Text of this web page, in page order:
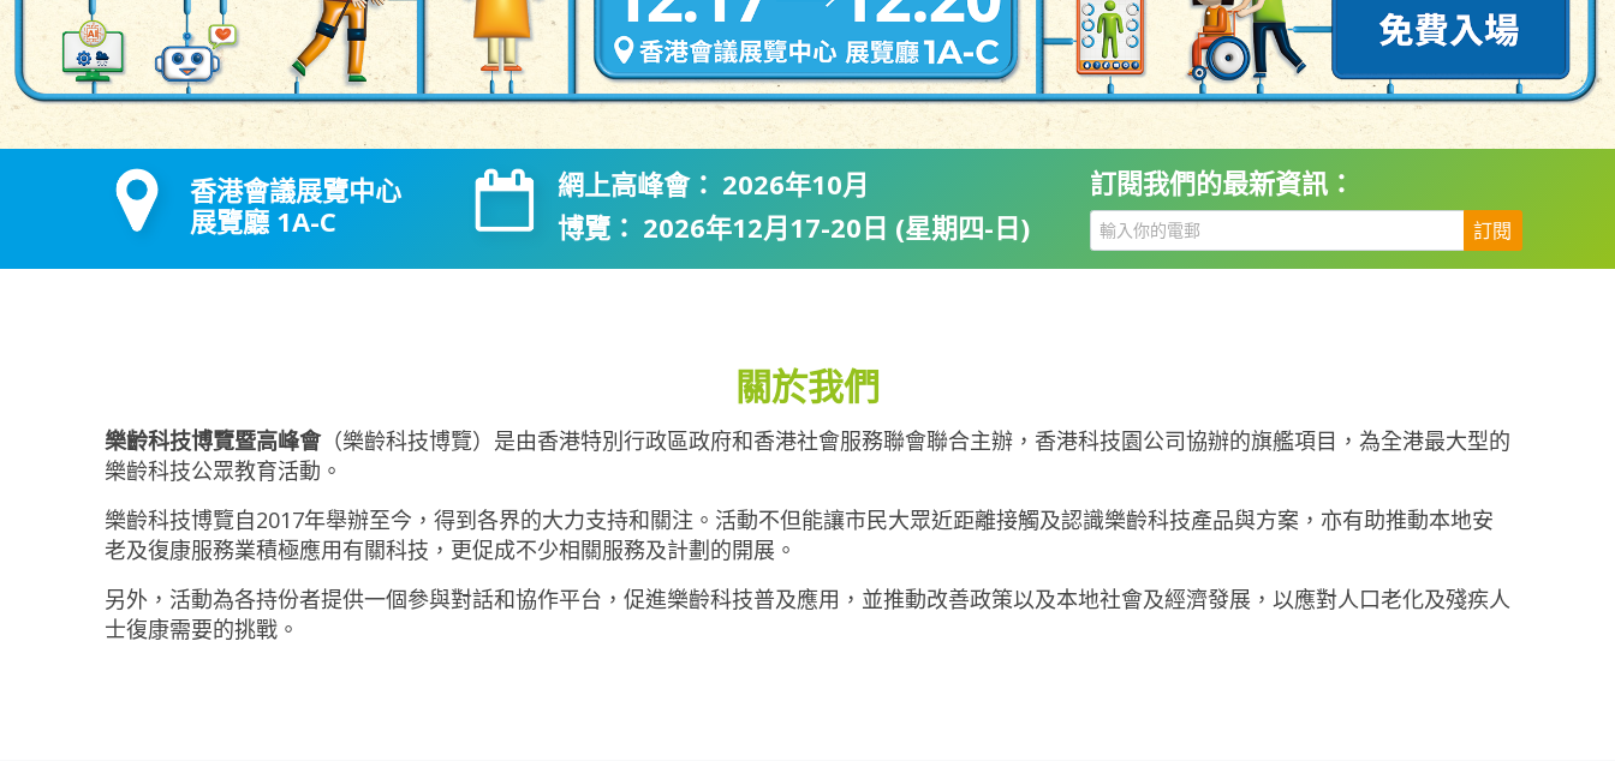
香港會議展覽中心
展覽廳 1A-C
網上高峰會： 2026年10月
博覽： 2026年12月17-20日 (星期四-日)
訂閱我們的最新資訊：
訂閱
關於我們
樂齡科技博覽暨高峰會（樂齡科技博覽）是由香港特別行政區政府和香港社會服務聯會聯合主辦，香港科技園公司協辦的旗艦項目，為全港最大型的
樂齡科技公眾教育活動。
樂齡科技博覽自2017年舉辦至今，得到各界的大力支持和關注。活動不但能讓市民大眾近距離接觸及認識樂齡科技產品與方案，亦有助推動本地安
老及復康服務業積極應用有關科技，更促成不少相關服務及計劃的開展。
另外，活動為各持份者提供一個參與對話和協作平台，促進樂齡科技普及應用，並推動改善政策以及本地社會及經濟發展，以應對人口老化及殘疾人
士復康需要的挑戰。